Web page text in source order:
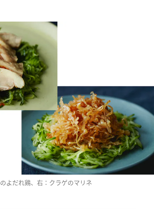
よだれ鶏、右：クラゲのマリネ